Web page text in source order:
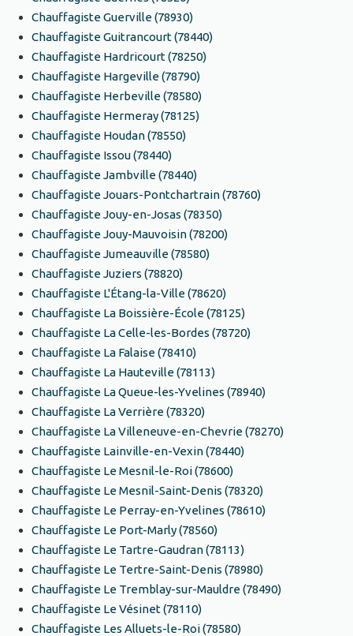
Chauffagiste Guerville (78930)
Chauffagiste Guitrancourt (78440)
Chauffagiste Hardricourt (78250)
Chauffagiste Hargeville (78790)
Chauffagiste Herbeville (78580)
Chauffagiste Hermeray (78125)
Chauffagiste Houdan (78550)
Chauffagiste Issou (78440)
Chauffagiste Jambville (78440)
Chauffagiste Jouars-Pontchartrain (78760)
Chauffagiste Jouy-en-Josas (78350)
Chauffagiste Jouy-Mauvoisin (78200)
Chauffagiste Jumeauville (78580)
Chauffagiste Juziers (78820)
Chauffagiste L'Étang-la-Ville (78620)
Chauffagiste La Boissière-École (78125)
Chauffagiste La Celle-les-Bordes (78720)
Chauffagiste La Falaise (78410)
Chauffagiste La Hauteville (78113)
Chauffagiste La Queue-les-Yvelines (78940)
Chauffagiste La Verrière (78320)
Chauffagiste La Villeneuve-en-Chevrie (78270)
Chauffagiste Lainville-en-Vexin (78440)
Chauffagiste Le Mesnil-le-Roi (78600)
Chauffagiste Le Mesnil-Saint-Denis (78320)
Chauffagiste Le Perray-en-Yvelines (78610)
Chauffagiste Le Port-Marly (78560)
Chauffagiste Le Tartre-Gaudran (78113)
Chauffagiste Le Tertre-Saint-Denis (78980)
Chauffagiste Le Tremblay-sur-Mauldre (78490)
Chauffagiste Le Vésinet (78110)
Chauffagiste Les Alluets-le-Roi (78580)